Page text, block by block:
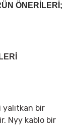
ÖNERİLERİ;
yalıtkan bir
Nyy kablo bir